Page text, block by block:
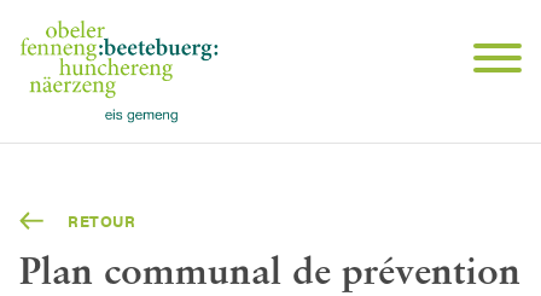
RETOUR
Plan communal de prévention